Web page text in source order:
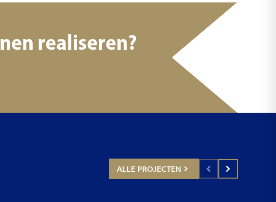
realiseren?
ALLE PROJECTEN